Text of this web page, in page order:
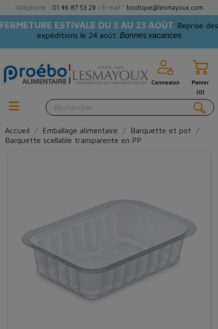
Téléphone : 01 46 87 53 29 | E-mail : boutique@lesmayoux.com
FERMETURE ESTIVALE DU 3 AU 23 AOÛT. Reprise des
expéditions le 24 août. Bonnes vacances
Connexion
Panier
(0)
Accueil Emballage alimentaire
Barquette et pot
Barquette scellable transparente en PP